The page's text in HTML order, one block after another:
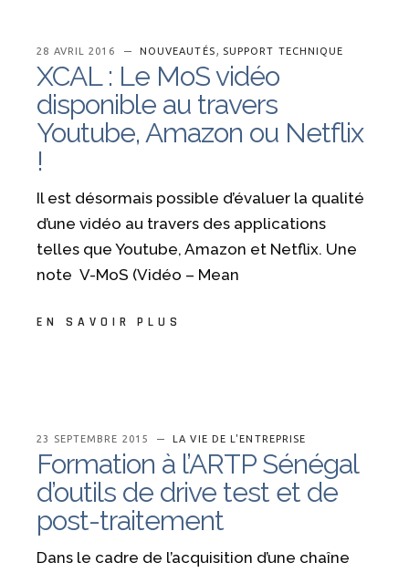
28 AVRIL 2016 NOUVEAUTÉS , SUPPORT TECHNIQUE
XCAL : Le MoS vidéo
disponible au travers
Youtube, Amazon ou Netflix
!
Il est désormais possible d’évaluer la qualité
d’une vidéo au travers des applications
telles que Youtube, Amazon et Netflix. Une
note V-MoS (Vidéo – Mean
EN SAVOIR PLUS
23 SEPTEMBRE 2015 LA VIE DE L'ENTREPRISE
Formation à l’ARTP Sénégal
d’outils de drive test et de
post-traitement
Dans le cadre de l’acquisition d’une chaîne